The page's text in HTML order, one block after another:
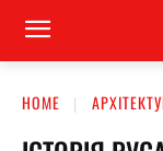
HOME